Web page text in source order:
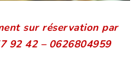
sur réservation par
92 42 – 0626804959